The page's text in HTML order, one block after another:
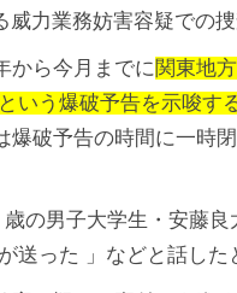
力業務妨害容疑での捜
から今月までに関東地
いう爆破予告を示唆す
爆破予告の時間に一時
の男子大学生・安藤
送った 」などと話した